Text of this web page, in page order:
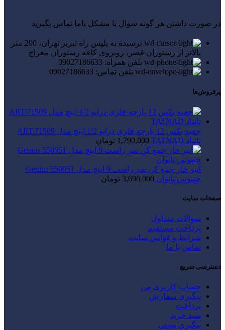
در صورت داشتن هر گونه سوال یا مشکل باما تماس بگیرید
نرسیده به پلیس راه تبریز تهران، 200 متر
بالاتر از رستوران قصر، روبروی کافه رستوران معراج
تلفن همراه: 09027186633
تلفن تماس: 09027186633
پرفروش‌ها
جعبه بکس 12 پارچه فلزی درایو 1/2 اینچ مدل ART:71509
تاتناد TATNAD
1,790,000 تومان
انبر خار جمع کن سر راست 9 اینچ مدل Genius 550951
جنیوس تایوان 3,696,000 تومان
صفحات سایت
سوالات متداول
پرداخت مستقیم
شرایط و قوانین سایت
تماس با ما
دسترسی سریع
حساب کاربری من
پیگیری سفارش
پرداخت
سبد خرید
پیگیری پستی